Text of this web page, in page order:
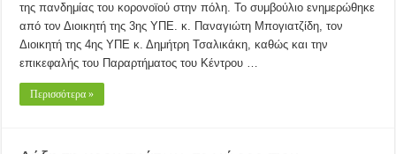
της πανδημίας του κορονοϊού στην πόλη. Το συμβούλιο ενημερώθηκε
από τον Διοικητή της 3ης ΥΠΕ. κ. Παναγιώτη Μπογιατζίδη, τον
Διοικητή της 4ης ΥΠΕ κ. Δημήτρη Τσαλικάκη, καθώς και την
επικεφαλής του Παραρτήματος του Κέντρου …
Περισσότερα »